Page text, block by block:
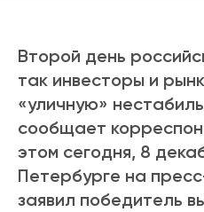
Второй день
так инвесторы и
«уличную»
сообщает
этом сегодня, 8
Петербурге на
заявил победитель